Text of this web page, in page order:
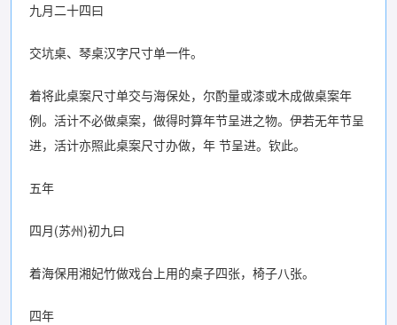
九月二十四曰
交坑桌、琴桌汉字尺寸单一件。
着将此桌案尺寸单交与海保处，尔酌量或漆或木成做桌案年
例。活计不必做桌案，做得时算年节呈进之物。伊若无年节呈
进，活计亦照此桌案尺寸办做，年 节呈进。钦此。
五年
四月(苏州)初九曰
着海保用湘妃竹做戏台上用的桌子四张，椅子八张。
四年